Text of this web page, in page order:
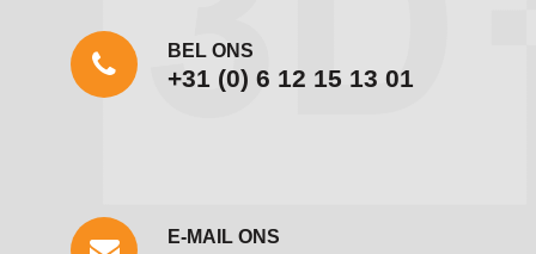
BEL ONS
+31 (0) 6 12 15 13 01
E-MAIL ONS